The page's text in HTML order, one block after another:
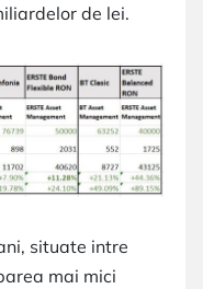
de lei.
situate intre
mai mici